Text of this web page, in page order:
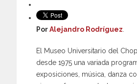
PorAlejandro Rodríguez
El Museo Universitario del
desde 1975 una variada
exposiciones, música, danza